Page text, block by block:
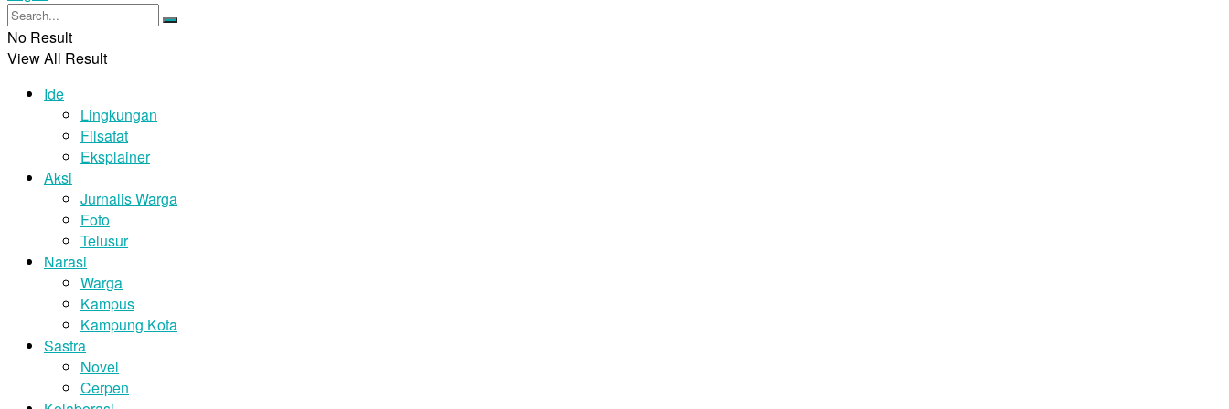
No Result
View All Result
Ide
Lingkungan
Filsafat
Eksplainer
Aksi
Jurnalis Warga
Foto
Telusur
Narasi
Warga
Kampus
Kampung Kota
Sastra
Novel
Cerpen